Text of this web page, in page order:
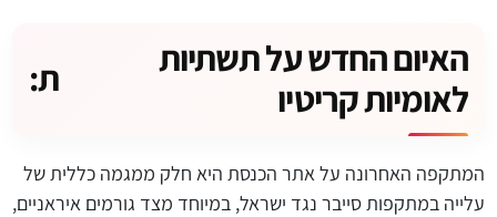
האיום החדש על תשתיות
לאומיות קריטיו
ת:
המתקפה האחרונה על אתר הכנסת היא חלק ממגמה כללית של
עלייה במתקפות סייבר נגד ישראל, במיוחד מצד גורמים איראניים,